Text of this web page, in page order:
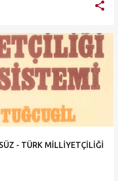
- TÜRK MİLLİYETÇİLİĞİ